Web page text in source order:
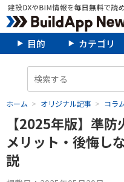
目的 カテゴリ
ホーム オリジナル記事 コラ
【2025年版】準
メリット・後悔し
説